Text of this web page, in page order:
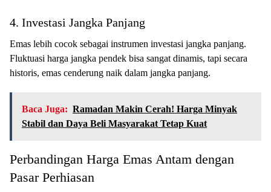
4. Investasi Jangka Panjang
Emas lebih cocok sebagai instrumen investasi jangka panjang.
Fluktuasi harga jangka pendek bisa sangat dinamis, tapi secara
historis, emas cenderung naik dalam jangka panjang.
Baca Juga: Ramadan Makin Cerah! Harga Minyak
Stabil dan Daya Beli Masyarakat Tetap Kuat
Perbandingan Harga Emas Antam dengan
Pasar Perhiasan